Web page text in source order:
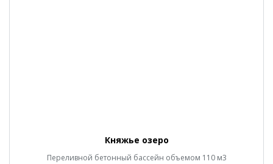
Княжье озеро
Переливной бетонный бассейн объемом 110 м3